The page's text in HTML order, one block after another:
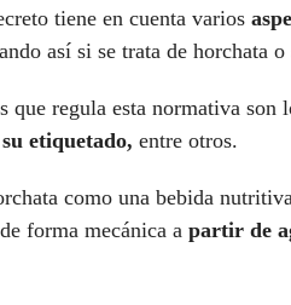
tiene en cuenta varios
así si se trata de horchata
que regula esta normativa son
etiquetado, entre otros.
como una bebida
forma mecánica a partir de